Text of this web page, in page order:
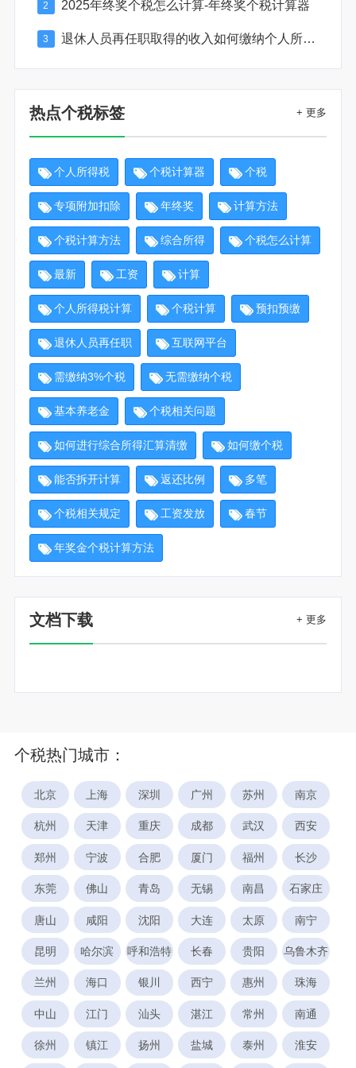
2 2025年终奖个税怎么计算-年终奖个税计算器
3 退休人员再任职取得的收入如何缴纳个人所得税
热点个税标签 + 更多
个人所得税 个税计算器 个税
专项附加扣除 年终奖 计算方法
个税计算方法 综合所得 个税怎么计算
最新 工资 计算
个人所得税计算 个税计算 预扣预缴
退休人员再任职 互联网平台
需缴纳3%个税 无需缴纳个税
基本养老金 个税相关问题
如何进行综合所得汇算清缴 如何缴个税
能否拆开计算 返还比例 多笔
个税相关规定 工资发放 春节
年奖金个税计算方法
文档下载 + 更多
个税热门城市：
北京 上海 深圳 广州 苏州 南京
杭州 天津 重庆 成都 武汉 西安
郑州 宁波 合肥 厦门 福州 长沙
东莞 佛山 青岛 无锡 南昌 石家庄
唐山 咸阳 沈阳 大连 太原 南宁
昆明 哈尔滨 呼和浩特 长春 贵阳 乌鲁木齐
兰州 海口 银川 西宁 惠州 珠海
中山 江门 汕头 湛江 常州 南通
徐州 镇江 扬州 盐城 泰州 淮安